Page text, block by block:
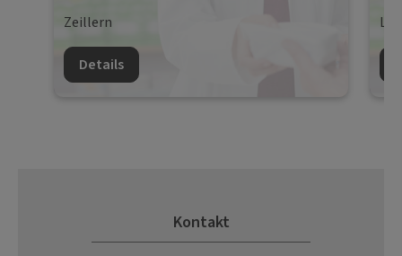
Zeillern
Details
Kontakt